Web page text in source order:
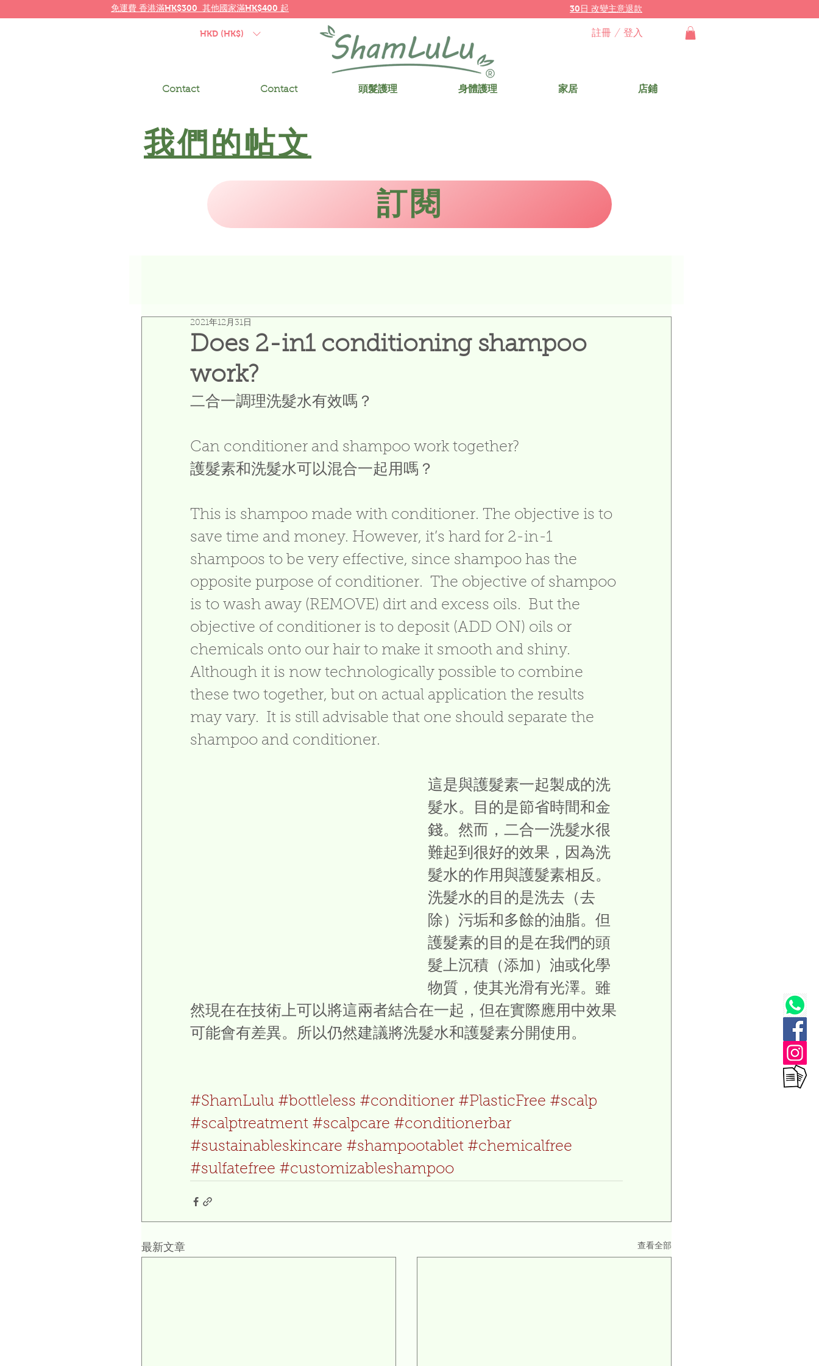
免運費 香港滿HK$300 其他國家滿HK$400 起 30日 改變主意退款
HKD (HK$) 註冊 / 登入
Contact Contact 頭髮護理 身體護理 家居 店鋪
我們的帖文
訂閱
Does 2-in1 conditioning shampoo
work?
2021年12月31日
二合一調理洗髮水有效嗎？
Can conditioner and shampoo work together?
護髮素和洗髮水可以混合一起用嗎？
This is shampoo made with conditioner. The objective is to
save time and money. However, it’s hard for 2-in-1
shampoos to be very effective, since shampoo has the
opposite purpose of conditioner.  The objective of shampoo
is to wash away (REMOVE) dirt and excess oils.  But the
objective of conditioner is to deposit (ADD ON) oils or
chemicals onto our hair to make it smooth and shiny.
Although it is now technologically possible to combine
these two together, but on actual application the results
may vary.  It is still advisable that one should separate the
shampoo and conditioner.
這是與護髮素一起製成的洗
髮水。目的是節省時間和金
錢。然而，二合一洗髮水很
難起到很好的效果，因為洗
髮水的作用與護髮素相反。
洗髮水的目的是洗去（去
除）污垢和多餘的油脂。但
護髮素的目的是在我們的頭
髮上沉積（添加）油或化學
物質，使其光滑有光澤。雖
然現在在技術上可以將這兩者結合在一起，但在實際應用中效果
可能會有差異。所以仍然建議將洗髮水和護髮素分開使用。
#ShamLulu #bottleless #conditioner #PlasticFree #scalp
#scalptreatment #scalpcare #conditionerbar
#sustainableskincare #shampootablet #chemicalfree
#sulfatefree #customizableshampoo
最新文章 查看全部